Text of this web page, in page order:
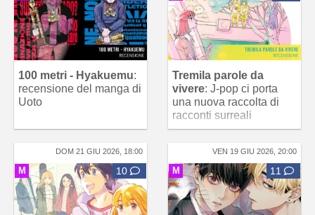
100 metri - Hyakuemu:
recensione del manga di
Uoto
Tremila parole da
vivere: J-pop ci porta
una nuova raccolta di
racconti surreali
DOM 21 GIU 2026, 18:00
M 10
VEN 19 GIU 2026, 20:00
M 11